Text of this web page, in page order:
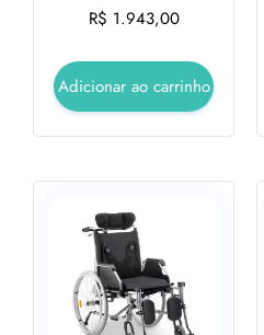
R$ 1.943,00
Adicionar ao carrinho